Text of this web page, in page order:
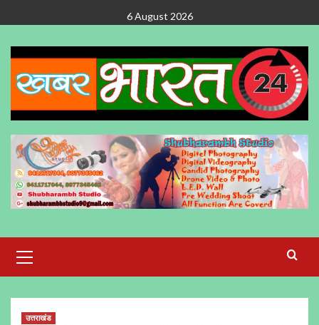
to
content
6 August 2026
Menu
उत्तराखंड